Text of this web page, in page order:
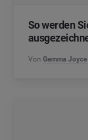
So werden
Von Gemma Joyce